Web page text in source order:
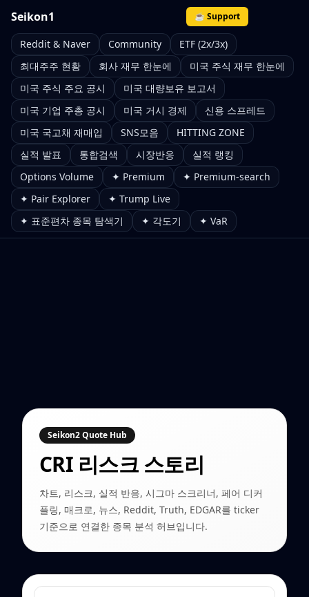
Seikon1 ☕ Support
Reddit & Naver Community
ETF (2x/3x)
최대주주 현황
회사 재무 한눈에
미국 주식 재무 한눈에
미국 주식 주요 공시
미국 대량보유 보고서
미국 기업 주총 공시
미국 거시 경제
신용 스프레드
미국 국고채 재매입
SNS모음
HITTING ZONE
실적 발표
통합검색 시장반응
실적 랭킹
Options Volume
✦ Premium
✦ Premium-search
✦ Pair Explorer
✦ Trump Live
✦ 표준편차 종목 탐색기
✦ 각도기 ✦ VaR
Seikon2 Quote Hub
CRI리스크 스토리
차트, 리스크, 실적 반응, 시그마 스크리너, 페어 디커
플링, 매크로, 뉴스, Reddit, Truth, EDGAR를 ticker
기준으로 연결한 종목 분석 허브입니다.